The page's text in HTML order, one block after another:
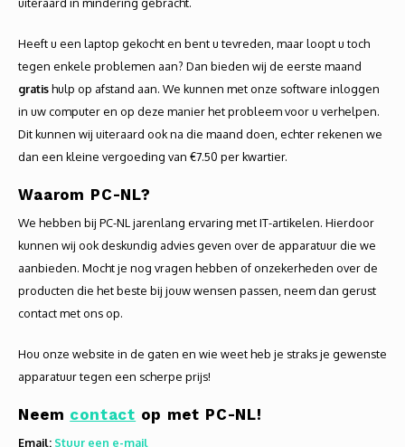
Heeft u een laptop gekocht en bent u tevreden, maar loopt u toch
tegen enkele problemen aan? Dan bieden wij de eerste maand
gratishulp op afstand aan. We kunnen met onze software inloggen
in uw computer en op deze manier het probleem voor u verhelpen.
Dit kunnen wij uiteraard ook na die maand doen, echter rekenen we
dan een kleine vergoeding van €7.50 per kwartier.
Waarom PC-NL?
We hebben bij PC-NL jarenlang ervaring met IT-artikelen. Hierdoor
kunnen wij ook deskundig advies geven over de apparatuur die we
aanbieden. Mocht je nog vragen hebben of onzekerheden over de
producten die het beste bij jouw wensen passen, neem dan gerust
contact met ons op.
Hou onze website in de gaten en wie weet heb je straks je gewenste
apparatuur tegen een scherpe prijs!
Neem contact op met PC-NL!
Email: Stuur een e-mail